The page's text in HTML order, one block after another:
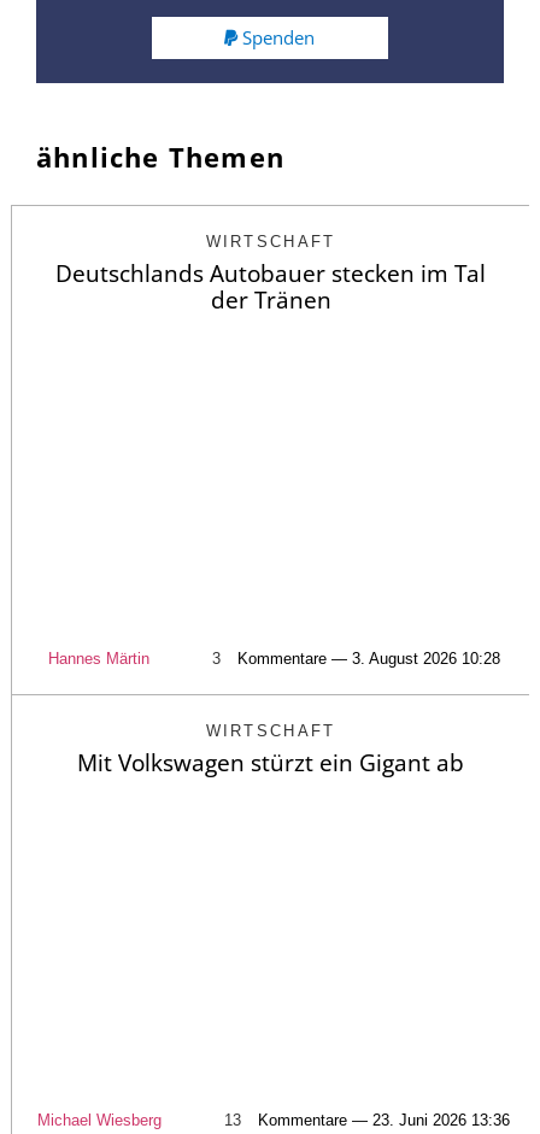
Spenden
ähnliche Themen
WIRTSCHAFT
Deutschlands Autobauer stecken im Tal
der Tränen
Hannes Märtin 3 Kommentare — 3. August 2026 10:28
WIRTSCHAFT
Mit Volkswagen stürzt ein Gigant ab
Michael Wiesberg 13 Kommentare — 23. Juni 2026 13:36